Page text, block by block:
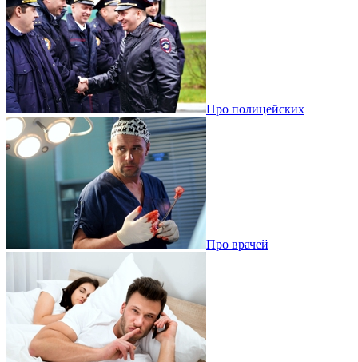
Про полицейских
Про врачей